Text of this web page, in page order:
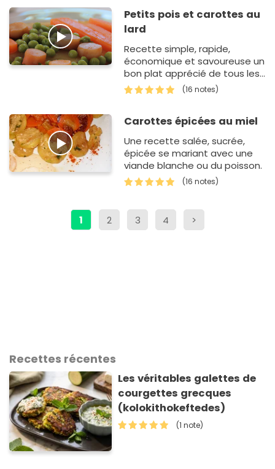
confectio…
Petits pois et carottes au
lard
Recette simple, rapide,
économique et savoureuse un
bon plat apprécié de tous les
petits comme les grands.
(16 notes)
Carottes épicées au miel
Une recette salée, sucrée,
épicée se mariant avec une
viande blanche ou du poisson.
(16 notes)
1 2 3 4 >
Recettes récentes
Les véritables galettes de
courgettes grecques
(kolokithokeftedes)
(1 note)